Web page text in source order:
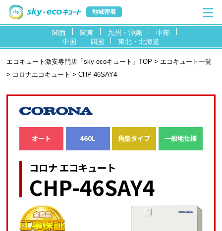
地域密着
関西 関東 九州・沖縄
中部
中国
四国 東北・北海道
エコキュート激安専門店「sky-ecoキュート」TOP > エコキュート一覧
> コロナエコキュート > CHP-46SAY4
オート 460L 角型タイプ 一般地仕様
コロナ エコキュート
CHP-46SAY4